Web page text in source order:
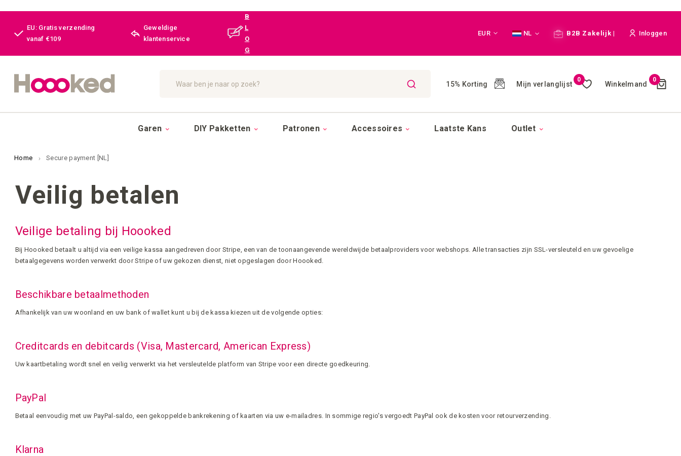
EU: Gratis verzending
vanaf €109
Geweldige
klantenservice
B
L
O
G
Valuta
EUR TaalNL B2B Zakelijk | Inloggen
15% Korting Mijn verlanglijst
0
Winkelmand
0Cart
()
Garen DIY Pakketten Patronen Accessoires Laatste Kans Outlet
Home Secure payment [NL]
Veilig betalen
Veilige betaling bij Hoooked
Bij Hoooked betaalt u altijd via een veilige kassa aangedreven door Stripe, een van de toonaangevende wereldwijde betaalproviders voor webshops. Alle transacties zijn SSL-versleuteld en uw gevoelige
betaalgegevens worden verwerkt door Stripe of uw gekozen dienst, niet opgeslagen door Hoooked.
Beschikbare betaalmethoden
Afhankelijk van uw woonland en uw bank of wallet kunt u bij de kassa kiezen uit de volgende opties:
Creditcards en debitcards (Visa, Mastercard, American Express)
Uw kaartbetaling wordt snel en veilig verwerkt via het versleutelde platform van Stripe voor een directe goedkeuring.
PayPal
Betaal eenvoudig met uw PayPal-saldo, een gekoppelde bankrekening of kaarten via uw e-mailadres. In sommige regio's vergoedt PayPal ook de kosten voor retourverzending.
Klarna